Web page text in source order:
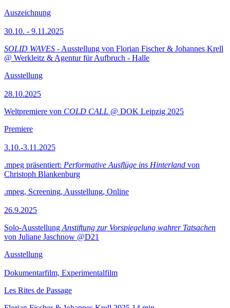
Auszeichnung
30.10. - 9.11.2025
SOLID WAVES - Ausstellung von Florian Fischer & Johannes Krell
@ Werkleitz & Agentur für Aufbruch - Halle
Ausstellung
28.10.2025
Weltpremiere von COLD CALL @ DOK Leipzig 2025
Premiere
3.10.-3.11.2025
.mpeg präsentiert: Performative Ausflüge ins Hinterland von
Christoph Blankenburg
.mpeg, Screening, Ausstellung, Online
26.9.2025
Solo-Ausstellung Anstiftung zur Vorspiegelung wahrer Tatsachen
von Juliane Jaschnow @D21
Ausstellung
Dokumentarfilm, Experimentalfilm
Les Rites de Passage